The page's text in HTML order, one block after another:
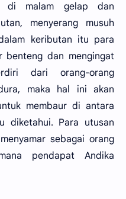
di malam gelap dan
menyerang musuh
keributan itu para
benteng dan mengingat
dari orang-orang
maka hal ini akan
membaur di antara
diketahui. Para utusan
sebagai orang
pendapat Andika